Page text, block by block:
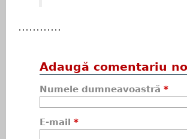
............
Adaugă comentariu
Numele dumneavoastră *
E-mail *